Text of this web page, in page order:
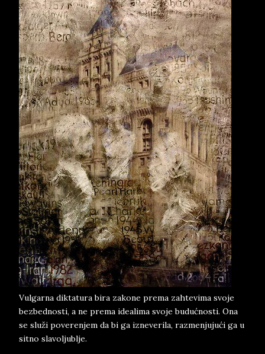
Vulgarna diktatura bira zakone prema zahtevima svoje
bezbednosti, a ne prema idealima svoje budućnosti. Ona
se služi poverenjem da bi ga izneverila, razmenjujući ga u
sitno slavoljublje.